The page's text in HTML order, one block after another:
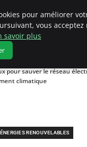
pour sauver le réseau
climatique
ÉNERGIES RENOUVELABLES
pour améliorer
vous
savoir plus